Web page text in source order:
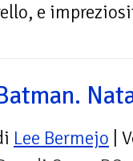
e
Lee Bermejo |